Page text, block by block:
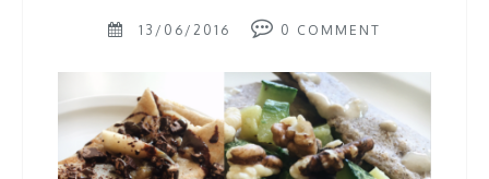
13/06/2016 0 COMMENT